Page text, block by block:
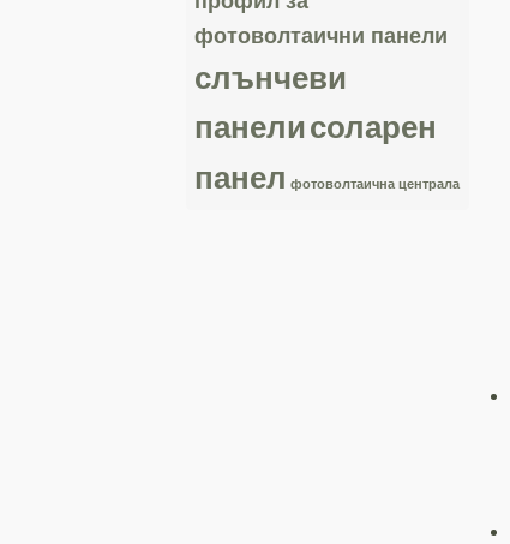
фотоволтаични панели
слънчеви
панелисоларен
панел фотоволтаична централа